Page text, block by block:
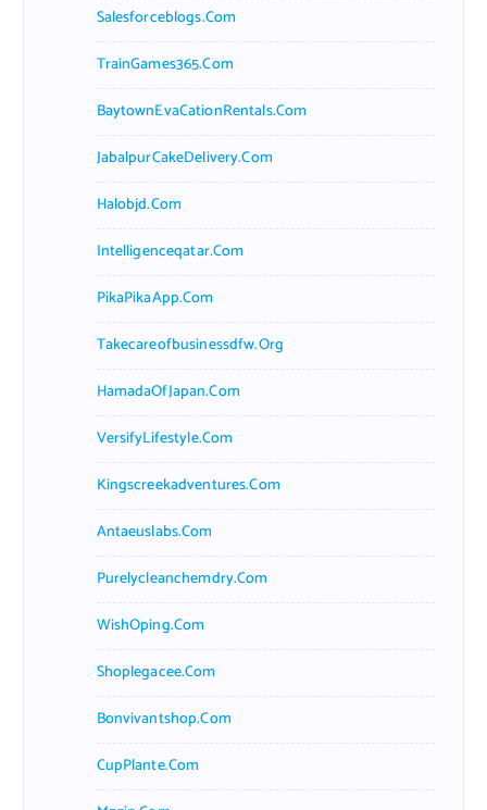
Salesforceblogs.com
TrainGames365.com
BaytownEvaCationRentals.com
JabalpurCakeDelivery.com
Halobjd.com
Intelligenceqatar.com
PikaPikaApp.com
Takecareofbusinessdfw.org
HamadaOfJapan.com
VersifyLifestyle.com
Kingscreekadventures.com
Antaeuslabs.com
Purelycleanchemdry.com
WishOping.com
Shoplegacee.com
Bonvivantshop.com
CupPlante.com